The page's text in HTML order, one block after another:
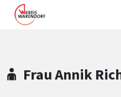
Zum Header
Zum Hauptinhalt
Zum Footer
Zum Hauptinhalt springen
Frau Annik